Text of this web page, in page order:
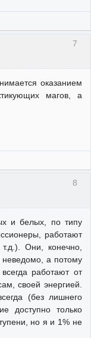
7
оказанием
магов, а
8
и белых, по типу
работают
Они, конечно,
неведомо, а потому
работают от
своей энергией.
(без лишнего
доступно только
но я и 1% не